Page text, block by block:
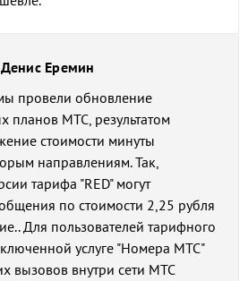
Денис Еремин
провели обновление
планов МТС, результатом
стоимости минуты
направлениям. Так,
тарифа "RED" могут
по стоимости 2,25 рубля
Для пользователей тарифного
услуге "Номера МТС"
вызовов внутри сети МТС